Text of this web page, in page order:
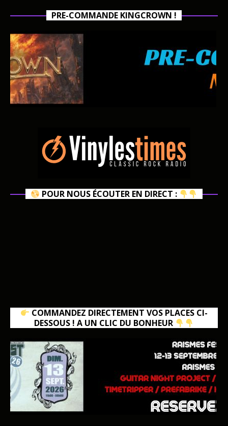
PRE-COMMANDE KINGCROWN !
POUR NOUS ÉCOUTER EN DIRECT :
COMMANDEZ DIRECTEMENT VOS PLACES CI-
DESSOUS ! A UN CLIC DU BONHEUR